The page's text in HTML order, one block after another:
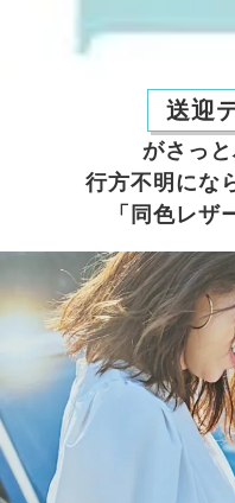
送迎
がさっ
行方不明にな
「同色レザ